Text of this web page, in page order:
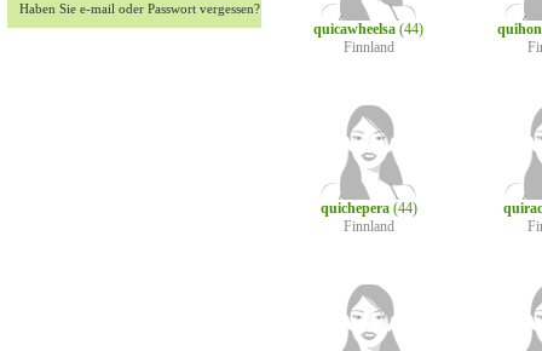
Haben Sie e-mail oder Passwort vergessen?
quicawheelsa (44)
Finnland
quichepera (44)
Finnland